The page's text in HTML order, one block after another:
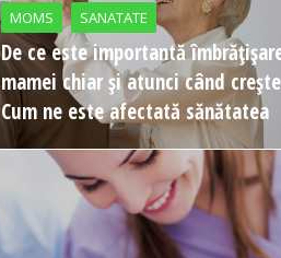
MOMS SANATATE
De ce este importantă
mamei chiar și atunci când
Cum ne este afectată sănătatea